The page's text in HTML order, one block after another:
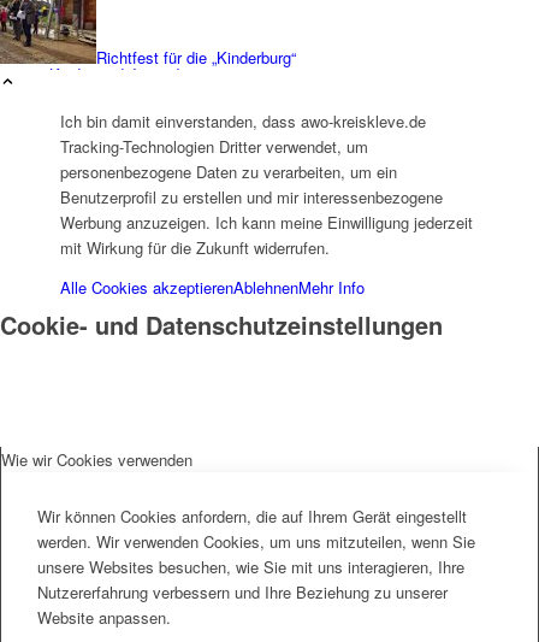
Kinder und Jugend
Ambulante Hilfen zur Erziehung
UFH
Richtfest für die „Kinderburg“
Ich bin damit einverstanden, dass awo-kreiskleve.de
Tracking-Technologien Dritter verwendet, um
personenbezogene Daten zu verarbeiten, um ein
Benutzerprofil zu erstellen und mir interessenbezogene
Werbung anzuzeigen. Ich kann meine Einwilligung jederzeit
mit Wirkung für die Zukunft widerrufen.
Alle Cookies akzeptierenAblehnenMehr Info
Cookie- und Datenschutzeinstellungen
Wie wir Cookies verwenden
Wir können Cookies anfordern, die auf Ihrem Gerät eingestellt
werden. Wir verwenden Cookies, um uns mitzuteilen, wenn Sie
unsere Websites besuchen, wie Sie mit uns interagieren, Ihre
Nutzererfahrung verbessern und Ihre Beziehung zu unserer
Website anpassen.